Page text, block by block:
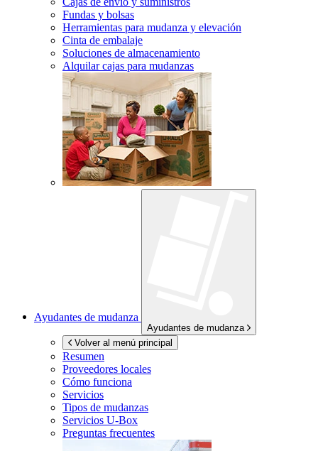
Fundas y bolsas
Herramientas para mudanza y elevación
Cinta de embalaje
Soluciones de almacenamiento
Alquilar cajas para mudanzas
Ayudantes de mudanza
Ayudantes de mudanza
Volver al menú principal
Resumen
Proveedores locales
Cómo funciona
Servicios
Tipos de mudanzas
Servicios U-Box
Preguntas frecuentes